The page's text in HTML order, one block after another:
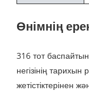
Өнімнің
316 тот
негізінің
жетістіктерінен